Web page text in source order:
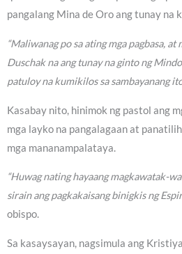
pangalang Mina de Oro ang tunay na
“Maliwanag po sa ating mga pagbasa,
Duschak na ang tunay na ginto ng
patuloy na kumikilos sa sambayanang
Kasabay nito, hinimok ng pastol ang
mga layko na pangalagaan at
mga mananampalataya.
“Huwag nating hayaang magkawatak-
sirain ang pagkakaisang binigkis ng
obispo.
Sa kasaysayan, nagsimula ang